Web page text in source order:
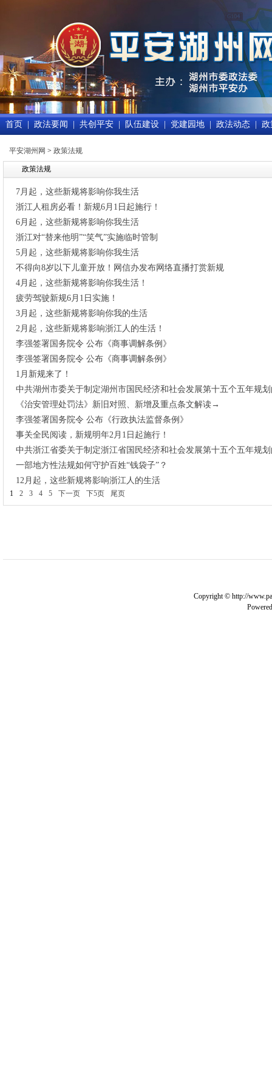
首页 政法要闻 共创平安 队伍建设 党建园地 政法动态 政
平安湖州网 > 政策法规
政策法规
7月起，这些新规将影响你我生活
浙江人租房必看！新规6月1日起施行！
6月起，这些新规将影响你我生活
浙江对“替来他明”“笑气”实施临时管制
5月起，这些新规将影响你我生活
不得向8岁以下儿童开放！网信办发布网络直播打赏新规
4月起，这些新规将影响你我生活！
疲劳驾驶新规6月1日实施！
3月起，这些新规将影响你我的生活
2月起，这些新规将影响浙江人的生活！
李强签署国务院令 公布《商事调解条例》
李强签署国务院令 公布《商事调解条例》
1月新规来了！
中共湖州市委关于制定湖州市国民经济和社会发展第十五个五年规
《治安管理处罚法》新旧对照、新增及重点条文解读→
李强签署国务院令 公布《行政执法监督条例》
事关全民阅读，新规明年2月1日起施行！
中共浙江省委关于制定浙江省国民经济和社会发展第十五个五年规
一部地方性法规如何守护百姓“钱袋子”？
12月起，这些新规将影响浙江人的生活
1 2 3 4 5 下一页 下5页 尾页
Copyright © http://